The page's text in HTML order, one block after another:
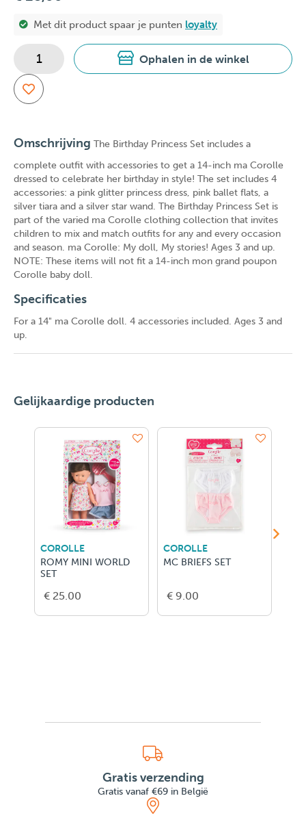
Met dit product spaar je punten loyalty
Ophalen in de winkel
Omschrijving The Birthday Princess Set includes a
complete outfit with accessories to get a 14-inch ma Corolle
dressed to celebrate her birthday in style! The set includes 4
accessories: a pink glitter princess dress, pink ballet flats, a
silver tiara and a silver star wand. The Birthday Princess Set is
part of the varied ma Corolle clothing collection that invites
children to mix and match outfits for any and every occasion
and season. ma Corolle: My doll, My stories! Ages 3 and up.
NOTE: These items will not fit a 14-inch mon grand poupon
Corolle baby doll.
Specificaties
For a 14" ma Corolle doll. 4 accessories included. Ages 3 and
up.
Gelijkaardige producten
COROLLE
ROMY MINI WORLD
SET
€ 25.00
COROLLE
MC BRIEFS SET
€ 9.00
Gratis verzending
Gratis vanaf €69 in België